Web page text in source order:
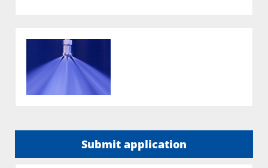
Submit application